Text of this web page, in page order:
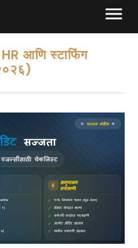
आणि स्टाफिंग